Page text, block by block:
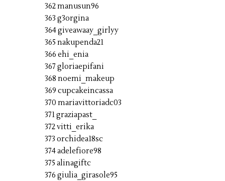
362 manusun96
363 g3orgina
364 giveawaay_girlyy
365 nakupenda21
366 ehi_enia
367 gloriaepifani
368 noemi_makeup
369 cupcakeincassa
370 mariavittoriadc03
371 graziapast_
372 vitti_erika
373 orchidea18sc
374 adelefiore98
375 alinagiftc
376 giulia_girasole95